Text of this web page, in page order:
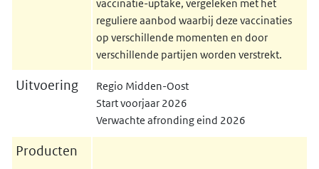
vaccinatie-uptake, vergeleken met het
reguliere aanbod waarbij deze vaccinaties
op verschillende momenten en door
verschillende partijen worden verstrekt.
Uitvoering
Regio Midden-Oost
Start voorjaar 2026
Verwachte afronding eind 2026
Producten